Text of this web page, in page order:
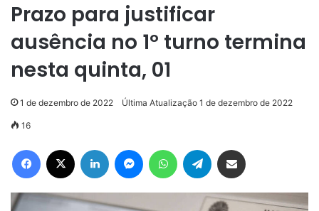
Prazo para justificar
ausência no 1º turno termina
nesta quinta, 01
1 de dezembro de 2022 Última Atualização 1 de dezembro de 2022
16
Facebook Linkedin MessengerWhatsAppTelegram